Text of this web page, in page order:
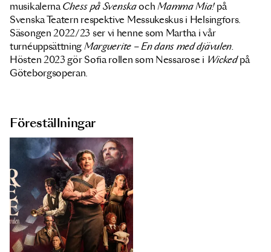
musikalerna Chess på Svenskaoch Mamma Mia! på
Svenska Teatern respektive Messukeskus i Helsingfors.
Säsongen 2022/23 ser vi henne som Martha i vår
turnéuppsättning Marguerite – En dans med djävulen.
Hösten 2023 gör Sofia rollen som Nessarose i Wicked på
Göteborgsoperan.
Föreställningar